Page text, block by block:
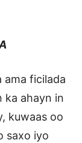
ama ficilada
ka ahayn in
kuwaas oo
saxo iyo